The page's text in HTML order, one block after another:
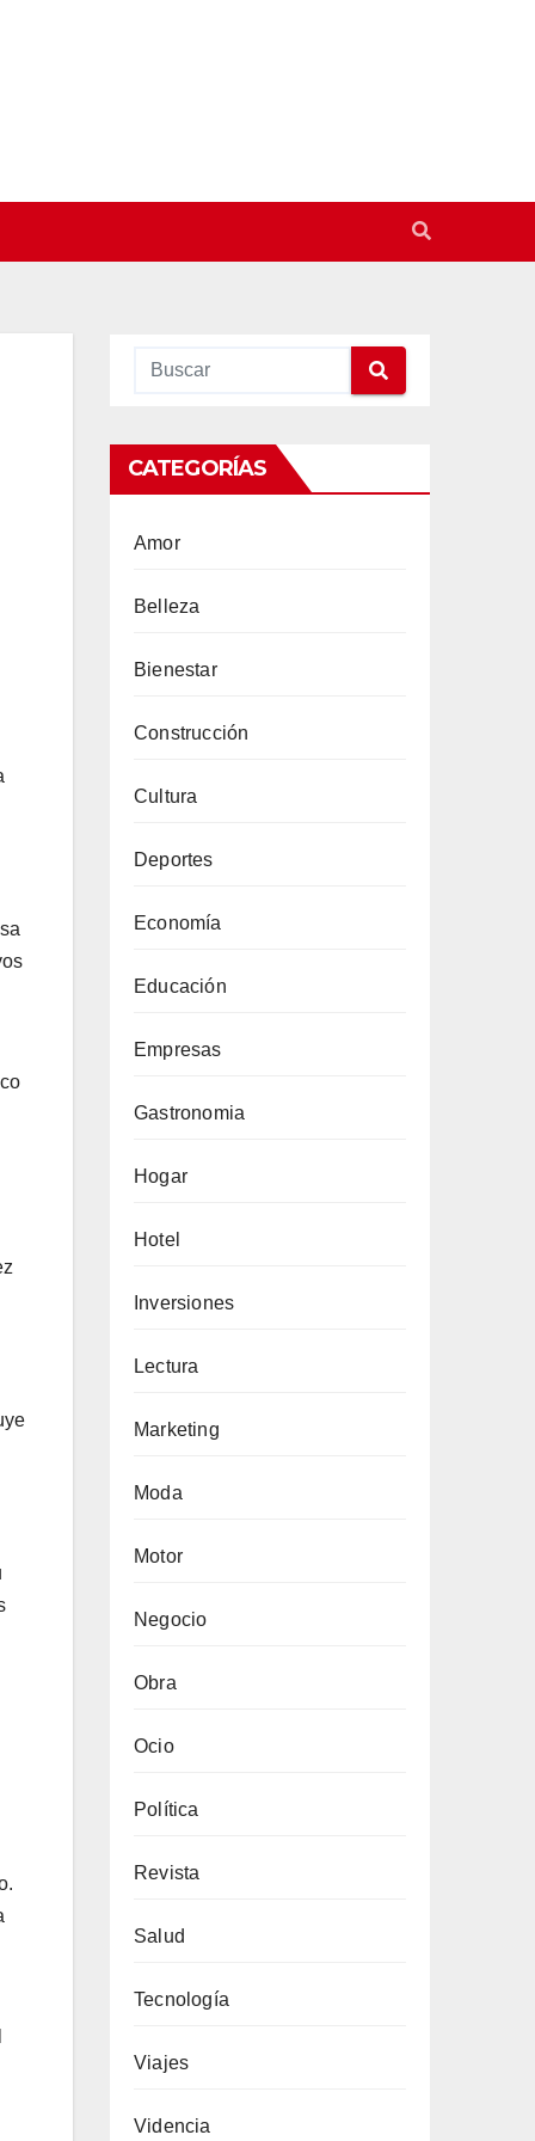
CATEGORÍAS
Amor
Belleza
Bienestar
Construcción
Cultura
Deportes
Economía
Educación
Empresas
Gastronomia
Hogar
Hotel
Inversiones
Lectura
Marketing
Moda
Motor
Negocio
Obra
Ocio
Política
Revista
Salud
Tecnología
Viajes
Videncia